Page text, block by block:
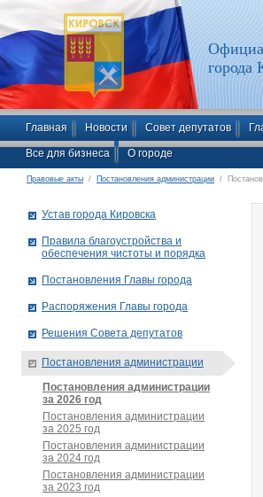
города
Главная Новости Совет депутатов
Все для бизнеса О городе
Правовые акты / Постановления администрации /
Устав города Кировска
Правила благоустройства и
обеспечения чистоты и порядка
Постановления Главы города
Распоряжения Главы города
Решения Совета депутатов
Постановления администрации
Постановления администрации
за 2026 год
Постановления администрации
за 2025 год
Постановления администрации
за 2024 год
Постановления администрации
за 2023 год